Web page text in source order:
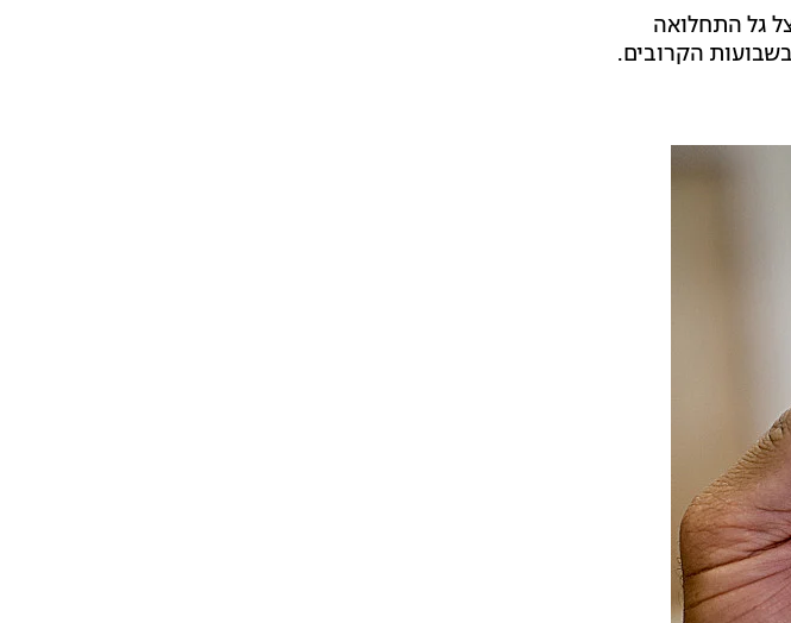
גל התחלואה
הקרובים.